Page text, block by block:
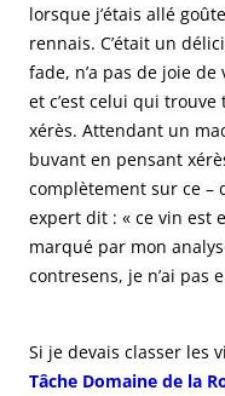
lorsque j’étais allé
rennais. C’était un
fade, n’a pas de joie de
et c’est celui qui
xérès. Attendant un
buvant en pensant
complètement sur ce –
expert dit : « ce vin est
marqué par mon
contresens, je n’ai pas
Si je devais classer les
Tâche Domaine de la